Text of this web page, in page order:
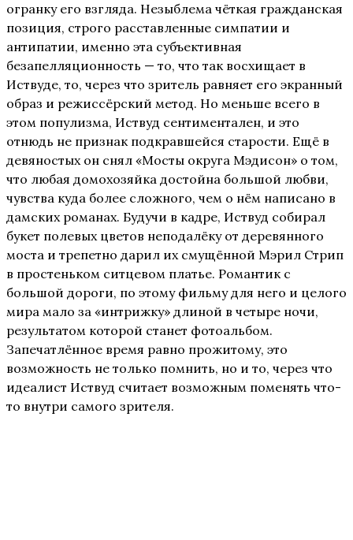
огранку его взгляда. Незыблема чёткая гражданская
позиция, строго расставленные симпатии и
антипатии, именно эта субъективная
безапелляционность — то, что так восхищает в
Иствуде, то, через что зритель равняет его экранный
образ и режиссёрский метод. Но меньше всего в
этом популизма, Иствуд сентиментален, и это
отнюдь не признак подкравшейся старости. Ещё в
девяностых он снял «Мосты округа Мэдисон» о том,
что любая домохозяйка достойна большой любви,
чувства куда более сложного, чем о нём написано в
дамских романах. Будучи в кадре, Иствуд собирал
букет полевых цветов неподалёку от деревянного
моста и трепетно дарил их смущённой Мэрил Стрип
в простеньком ситцевом платье. Романтик с
большой дороги, по этому фильму для него и целого
мира мало за «интрижку» длиной в четыре ночи,
результатом которой станет фотоальбом.
Запечатлённое время равно прожитому, это
возможность не только помнить, но и то, через что
идеалист Иствуд считает возможным поменять что-
то внутри самого зрителя.